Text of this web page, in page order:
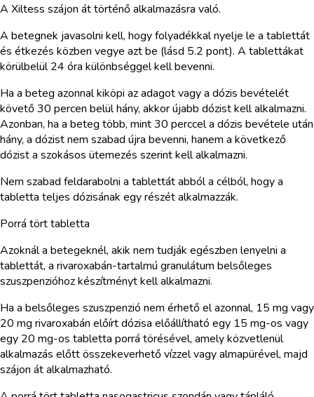
A Xiltess szájon át történő alkalmazásra való.
A betegnek javasolni kell, hogy folyadékkal nyelje le a tablettát
és étkezés közben vegye azt be (lásd 5.2 pont). A tablettákat
körülbelül 24 óra különbséggel kell bevenni.
Ha a beteg azonnal kiköpi az adagot vagy a dózis bevételét
követő 30 percen belül hány, akkor újabb dózist kell alkalmazni.
Azonban, ha a beteg több, mint 30 perccel a dózis bevétele után
hány, a dózist nem szabad újra bevenni, hanem a következő
dózist a szokásos ütemezés szerint kell alkalmazni.
Nem szabad feldarabolni a tablettát abból a célból, hogy a
tabletta teljes dózisának egy részét alkalmazzák.
Porrá tört tabletta
Azoknál a betegeknél, akik nem tudják egészben lenyelni a
tablettát, a rivaroxabán-tartalmú granulátum belsőleges
szuszpenzióhoz készítményt kell alkalmazni.
Ha a belsőleges szuszpenzió nem érhető el azonnal, 15 mg vagy
20 mg rivaroxabán előírt dózisa előállítható egy 15 mg-os vagy
egy 20 mg-os tabletta porrá törésével, amely közvetlenül
alkalmazás előtt összekeverhető vízzel vagy almapürével, majd
szájon át alkalmazható.